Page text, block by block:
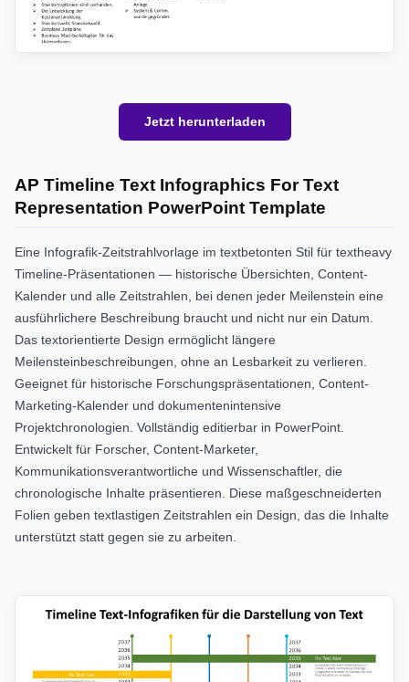
Jetzt herunterladen
AP Timeline Text Infographics For Text
Representation PowerPoint Template
Eine Infografik-Zeitstrahlvorlage im textbetonten Stil für textheavy
Timeline-Präsentationen — historische Übersichten, Content-
Kalender und alle Zeitstrahlen, bei denen jeder Meilenstein eine
ausführlichere Beschreibung braucht und nicht nur ein Datum.
Das textorientierte Design ermöglicht längere
Meilensteinbeschreibungen, ohne an Lesbarkeit zu verlieren.
Geeignet für historische Forschungspräsentationen, Content-
Marketing-Kalender und dokumentenintensive
Projektchronologien. Vollständig editierbar in PowerPoint.
Entwickelt für Forscher, Content-Marketer,
Kommunikationsverantwortliche und Wissenschaftler, die
chronologische Inhalte präsentieren. Diese maßgeschneiderten
Folien geben textlastigen Zeitstrahlen ein Design, das die Inhalte
unterstützt statt gegen sie zu arbeiten.